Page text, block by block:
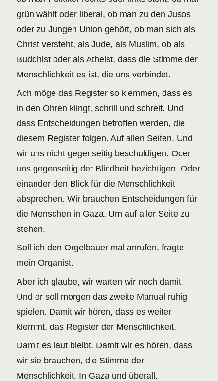
grün wählt oder liberal, ob man zu den Jusos
oder zu Jungen Union gehört, ob man sich als
Christ versteht, als Jude, als Muslim, ob als
Buddhist oder als Atheist, dass die Stimme der
Menschlichkeit es ist, die uns verbindet.
Ach möge das Register so klemmen, dass es
in den Ohren klingt, schrill und schreit. Und
dass Entscheidungen betroffen werden, die
diesem Register folgen. Auf allen Seiten. Und
wir uns nicht gegenseitig beschuldigen. Oder
uns gegenseitig der Blindheit bezichtigen. Oder
einander den Blick für die Menschlichkeit
absprechen. Wir brauchen Entscheidungen für
die Menschen in Gaza. Um auf aller Seite zu
stehen.
Soll ich den Orgelbauer mal anrufen, fragte
mein Organist.
Aber ich glaube, wir warten wir noch damit.
Und er soll morgen das zweite Manual ruhig
spielen. Damit wir hören, dass es weiter
klemmt, das Register der Menschlichkeit.
Damit es laut bleibt. Damit wir es hören, dass
wir sie brauchen, die Stimme der
Menschlichkeit. In Gaza und überall.